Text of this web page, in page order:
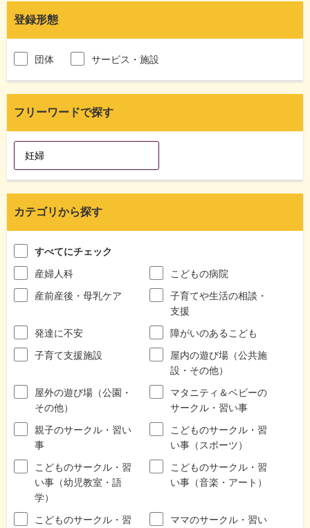
登録形態
団体 サービス・施設
フリーワードで探す
カテゴリから探す
すべてにチェック
産婦人科
こどもの病院
産前産後・母乳ケア
子育てや生活の相談・
支援
発達に不安
障がいのあるこども
子育て支援施設
屋内の遊び場（公共施
設・その他）
屋外の遊び場（公園・
その他）
マタニティ＆ベビーの
サークル・習い事
親子のサークル・習い
事
こどものサークル・習
い事（スポーツ）
こどものサークル・習
い事（幼児教室・語
学）
こどものサークル・習
い事（音楽・アート）
こどものサークル・習 ママのサークル・習い